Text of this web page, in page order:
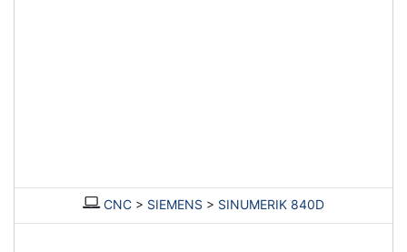
CNC > SIEMENS > SINUMERIK 840D